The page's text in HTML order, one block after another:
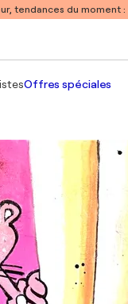
tendances du moment :
Offres spéciales